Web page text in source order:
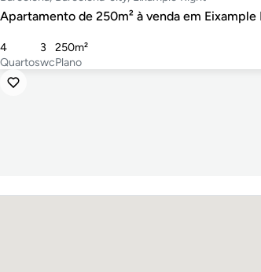
Apartamento de 250m² à venda em Eixample
Quartos
4
wc
3
Plano
250m²